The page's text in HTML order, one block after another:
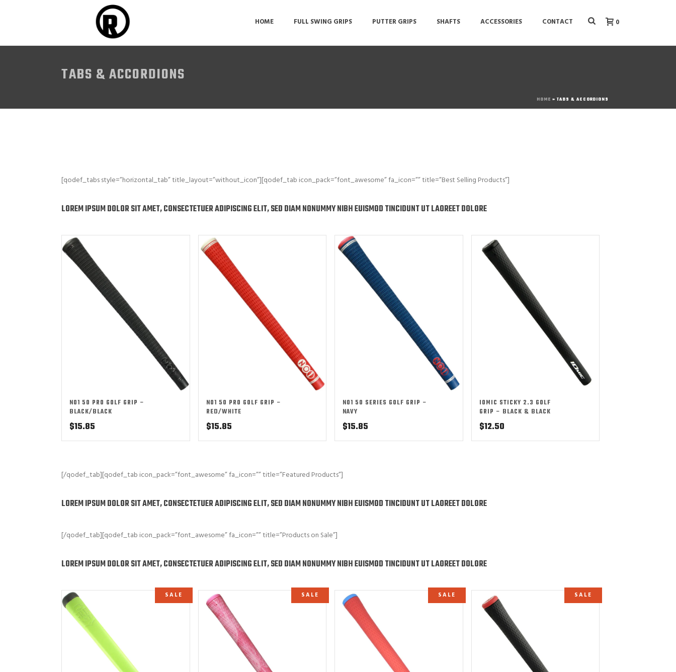
HOME FULL SWING GRIPS PUTTER GRIPS SHAFTS ACCESSORIES CONTACT 0
TABS & ACCORDIONS
HOME »TABS & ACCORDIONS
[qodef_tabs style=”horizontal_tab” title_layout=”without_icon”][qodef_tab icon_pack=”font_awesome” fa_icon=”” title=”Best Selling Products”]
LOREM IPSUM DOLOR SIT AMET, CONSECTETUER ADIPISCING ELIT, SED DIAM NONUMMY NIBH EUISMOD TINCIDUNT UT LAOREET DOLORE
NO1 50 PRO GOLF GRIP –
BLACK/BLACK
$15.85
NO1 50 PRO GOLF GRIP –
RED/WHITE
$15.85
NO1 50 SERIES GOLF GRIP –
NAVY
$15.85
IOMIC STICKY 2.3 GOLF
GRIP – BLACK & BLACK
$12.50
[/qodef_tab][qodef_tab icon_pack=”font_awesome” fa_icon=”” title=”Featured Products”]
LOREM IPSUM DOLOR SIT AMET, CONSECTETUER ADIPISCING ELIT, SED DIAM NONUMMY NIBH EUISMOD TINCIDUNT UT LAOREET DOLORE
[/qodef_tab][qodef_tab icon_pack=”font_awesome” fa_icon=”” title=”Products on Sale”]
LOREM IPSUM DOLOR SIT AMET, CONSECTETUER ADIPISCING ELIT, SED DIAM NONUMMY NIBH EUISMOD TINCIDUNT UT LAOREET DOLORE
SALE SALE SALE SALE